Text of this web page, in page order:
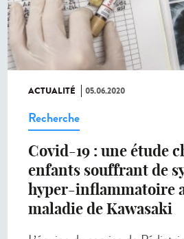
ACTUALITÉ 05.06.2020
Recherche
Covid-19 : une étude
enfants souffrant de
hyper-inflammatoire
maladie de Kawasaki